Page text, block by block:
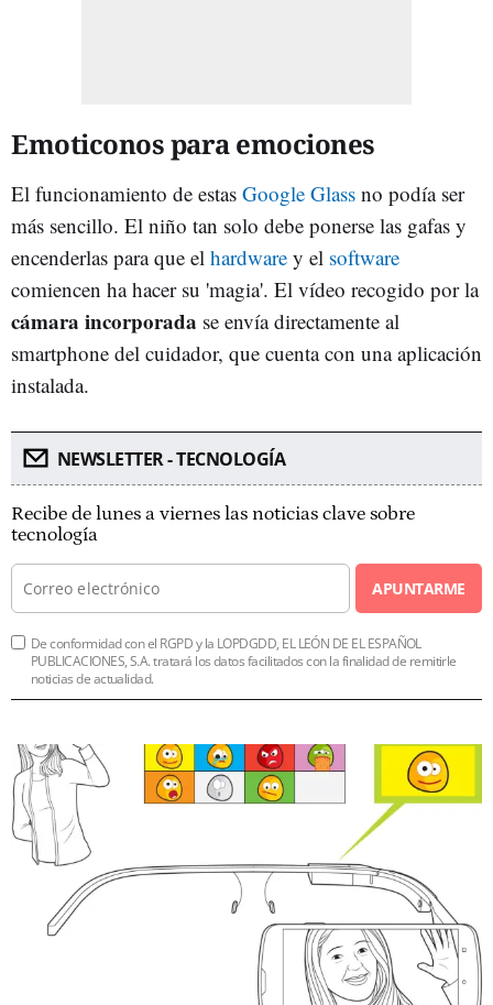
Emoticonos para emociones
El funcionamiento de estas Google Glass no podía ser
más sencillo. El niño tan solo debe ponerse las gafas y
encenderlas para que el hardware y el software
comiencen ha hacer su 'magia'. El vídeo recogido por la
cámara incorporada se envía directamente al
smartphone del cuidador, que cuenta con una aplicación
instalada.
NEWSLETTER - TECNOLOGÍA
Recibe de lunes a viernes las noticias clave sobre
tecnología
APUNTARME
De conformidad con el RGPD y la LOPDGDD, EL LEÓN DE EL ESPAÑOL
PUBLICACIONES, S.A. tratará los datos facilitados con la finalidad de remitirle
noticias de actualidad.